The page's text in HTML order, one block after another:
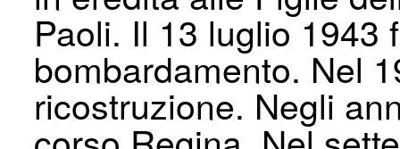
Paoli. Il 13 luglio 1943
bombardamento. Nel
ricostruzione. Negli